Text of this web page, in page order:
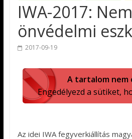
IWA-2017:
önvédelmi
2017-09-19
A tartalom nem
Engedélyezd a sütiket,
Az idei IWA fegyverkiállítás